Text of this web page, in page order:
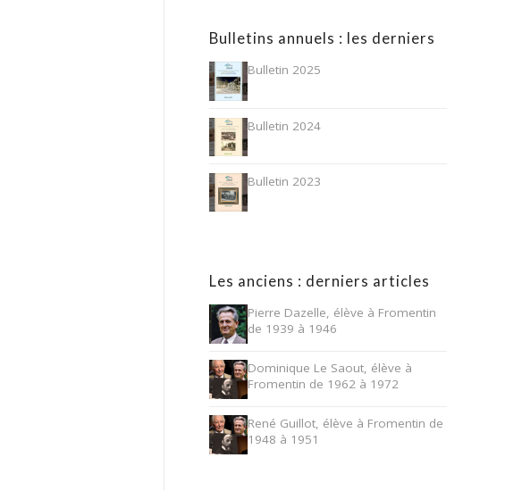
Bulletins annuels : les derniers
Bulletin 2025
Bulletin 2024
Bulletin 2023
Les anciens : derniers articles
Pierre Dazelle, élève à Fromentin
de 1939 à 1946
Dominique Le Saout, élève à
Fromentin de 1962 à 1972
René Guillot, élève à Fromentin de
1948 à 1951